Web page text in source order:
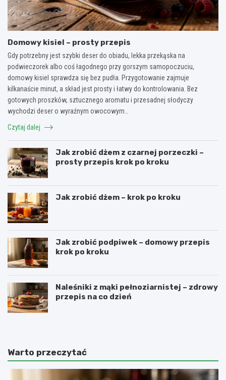
Domowy kisiel – prosty przepis
Gdy potrzebny jest szybki deser do obiadu, lekka przekąska na
podwieczorek albo coś łagodnego przy gorszym samopoczuciu,
domowy kisiel sprawdza się bez pudła. Przygotowanie zajmuje
kilkanaście minut, a skład jest prosty i łatwy do kontrolowania. Bez
gotowych proszków, sztucznego aromatu i przesadnej słodyczy
wychodzi deser o wyraźnym owocowym…
Czytaj dalej
Jak zrobić dżem z czarnej porzeczki –
prosty przepis krok po kroku
Jak zrobić dżem – krok po kroku
Jak zrobić podpiwek – domowy przepis
krok po kroku
Naleśniki z mąki pełnoziarnistej – zdrowy
przepis na co dzień
Warto przeczytać